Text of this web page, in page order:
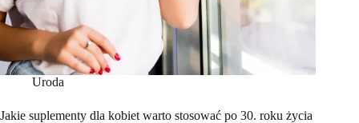
Uroda
Jakie suplementy dla kobiet warto stosować po 30. roku życia